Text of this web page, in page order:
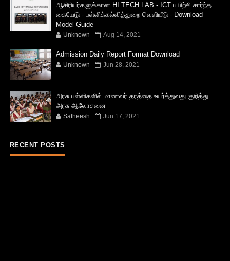
ஆசிரியர்களுக்கான HI TECH LAB - ICT பயிற்சி சார்ந்த
கையேடு - பள்ளிக்கல்வித்துறை வெளியீடு - Download
Model Guide
Unknown Aug 14, 2021
Admission Daily Report Format Download
Unknown Jun 28, 2021
அரசு பள்ளிகளில் மாணவர் தரத்தை உயர்த்துவது குறித்து
அரசு ஆலோசனை
Satheesh Jun 17, 2021
RECENT POSTS